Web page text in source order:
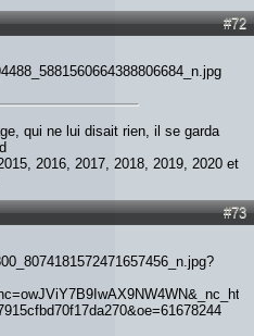
#72
qui ne lui disait rien, il se garda
2016, 2017, 2018, 2019, 2020 et
#73